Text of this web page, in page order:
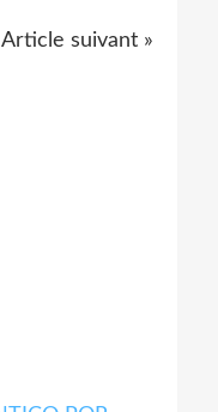
Article suivant »